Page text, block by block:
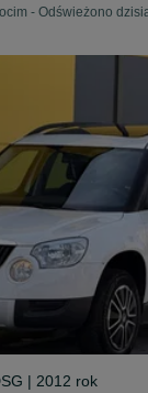
- Odświeżono
| 2012 rok